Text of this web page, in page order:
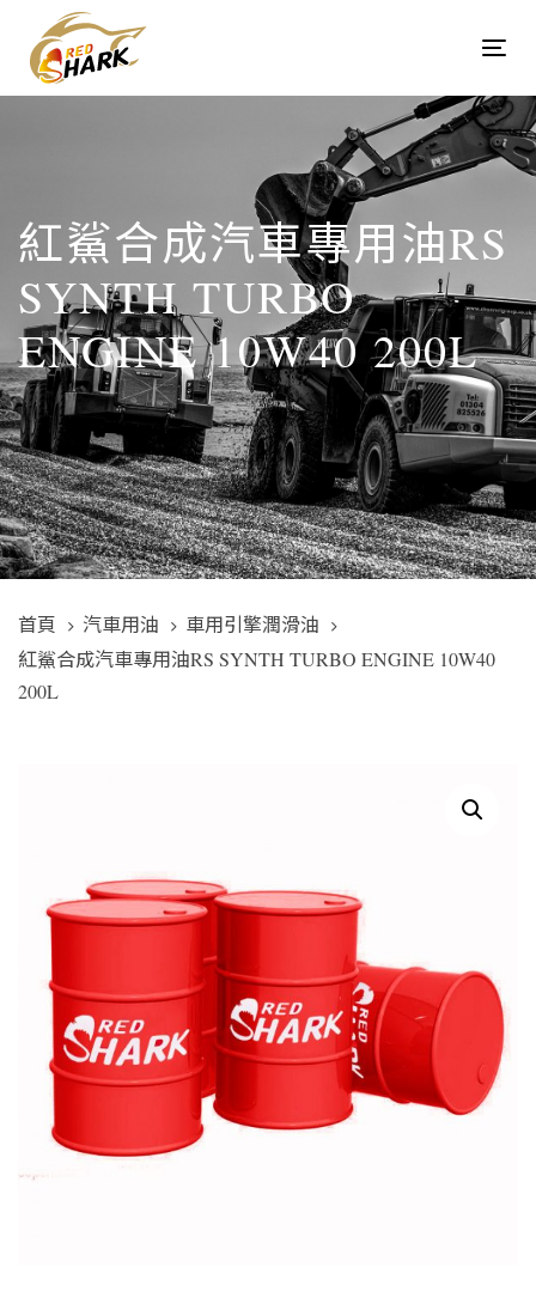
links
content
紅鯊合成汽車專用油RS
SYNTH TURBO
ENGINE 10W40 200L
首頁 汽車用油
車用引擎潤滑油
紅鯊合成汽車專用油RS SYNTH TURBO ENGINE 10W40
200L